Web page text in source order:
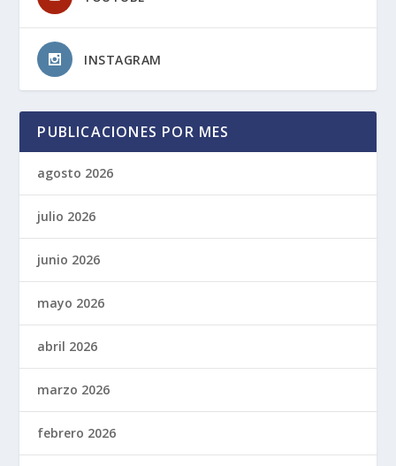
INSTAGRAM
PUBLICACIONES POR MES
agosto 2026
julio 2026
junio 2026
mayo 2026
abril 2026
marzo 2026
febrero 2026